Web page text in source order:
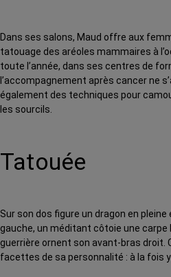
Dans ses salons, Maud offre aux
tatouage des aréoles mammaires à
toute l’année, dans ses centres de
l’accompagnement après cancer ne
également des techniques pour
les sourcils.
Tatouée
Sur son dos figure un dragon en
gauche, un méditant côtoie une
guerrière ornent son avant-bras droit.
facettes de sa personnalité : à la fois